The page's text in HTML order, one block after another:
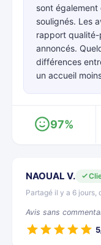
sont
soulignés. Les
rapport
annoncés.
différences
un accueil
97%
NAOUAL V.
Partagé il y a 6 jours,
Avis sans